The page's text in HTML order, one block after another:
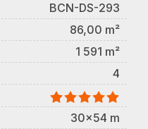
BCN-DS-293
86,00 m²
1 591 m²
4
30x54 m